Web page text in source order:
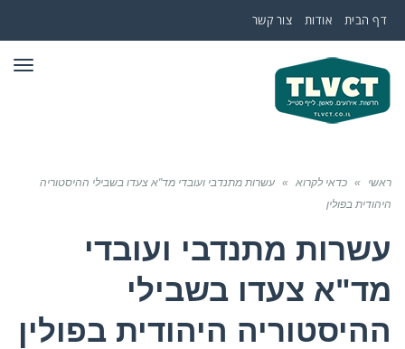
דף הבית אודות צור קשר
ראשי » כדאי לקרוא » עשרות מתנדבי ועובדי מד"א צעדו בשבילי ההיסטוריה
היהודית בפולין
עשרות מתנדבי ועובדי
מד"א צעדו בשבילי
ההיסטוריה היהודית בפולין